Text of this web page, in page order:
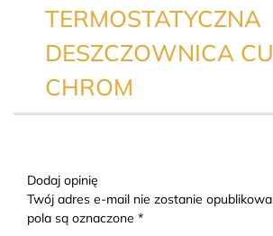
TERMOSTATYCZNA
DESZCZOWNICA
CHROM
Dodaj opinię
Twój adres e-mail nie zostanie
pola są oznaczone *